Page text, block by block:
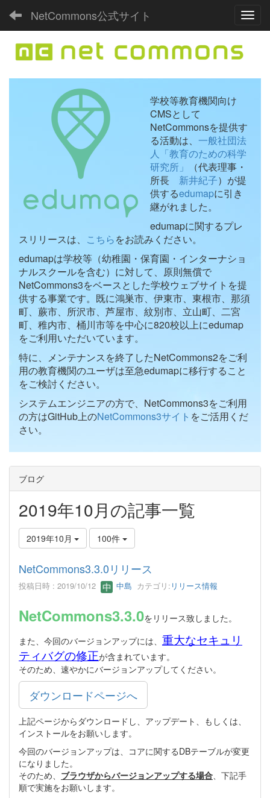
NetCommons公式サイト
学校等教育機関向け
CMSとして
NetCommonsを提供す
る活動は、 一般社団法
人「教育のための科学
研究所」
（代表理事・
所長 新井紀子）が提
供するedumapに引き
継がれました。
edumapに関するプレ
スリリースは、 こちらをお読みください。
edumapは学校等（幼稚園・保育園・インターナショ
ナルスクールを含む）に対して、原則無償で
NetCommons3をベースとした学校ウェブサイトを提
供する事業です。既に鴻巣市、伊東市、東根市、那須
町、蕨市、所沢市、芦屋市、紋別市、立山町、二宮
町、稚内市、桶川市等を中心に820校以上にedumap
をご利用いただいています。
特に、メンテナンスを終了したNetCommons2をご利
用の教育機関のユーザは至急edumapに移行すること
をご検討ください。
システムエンジニアの方で、NetCommons3をご利用
の方はGitHub上のNetCommons3サイト をご活用くだ
さい。
ブログ
2019年10月の記事一覧
2019年10月 100件
NetCommons3.3.0リリース
投稿日時 : 2019/10/12 中島 カテゴリ: リリース情報
NetCommons3.3.0をリリース致しました。
また、今回のバージョンアップには、 重大なセキュリ
ティバグの修正が含まれています。
そのため、速やかにバージョンアップしてください。
ダウンロードページへ
上記ページからダウンロードし、アップデート、もしくは、
インストールをお願いします。
今回のバージョンアップは、コアに関するDBテーブルが変更
になりました。
そのため、 ブラウザからバージョンアップする場合 、下記手
順で実施をお願いします。